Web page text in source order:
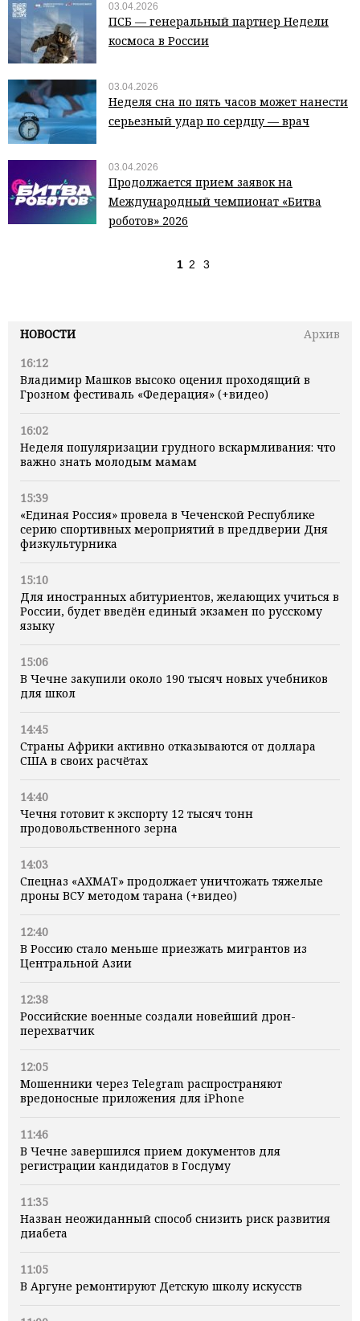
НОВОСТИ
Архив
16:12
Владимир Машков высоко оценил проходящий в
Грозном фестиваль «Федерация» (+видео)
16:02
Неделя популяризации грудного вскармливания: что
важно знать молодым мамам
15:39
«Единая Россия» провела в Чеченской Республике
серию спортивных мероприятий в преддверии Дня
физкультурника
15:10
Для иностранных абитуриентов, желающих учиться в
России, будет введён единый экзамен по русскому
языку
15:06
В Чечне закупили около 190 тысяч новых учебников
для школ
14:45
Страны Африки активно отказываются от доллара
США в своих расчётах
14:40
Чечня готовит к экспорту 12 тысяч тонн
продовольственного зерна
14:03
Спецназ «АХМАТ» продолжает уничтожать тяжелые
дроны ВСУ методом тарана (+видео)
12:40
В Россию стало меньше приезжать мигрантов из
Центральной Азии
12:38
Российские военные создали новейший дрон-
перехватчик
12:05
Мошенники через Telegram распространяют
вредоносные приложения для iPhone
11:46
В Чечне завершился прием документов для
регистрации кандидатов в Госдуму
11:35
Назван неожиданный способ снизить риск развития
диабета
11:05
В Аргуне ремонтируют Детскую школу искусств
03.04.2026
ПСБ — генеральный партнер Недели
космоса в России
03.04.2026
Неделя сна по пять часов может нанести
серьезный удар по сердцу — врач
03.04.2026
Продолжается прием заявок на
Международный чемпионат «Битва
роботов» 2026
1 2 3